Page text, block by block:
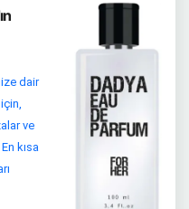
dair
ve
kısa